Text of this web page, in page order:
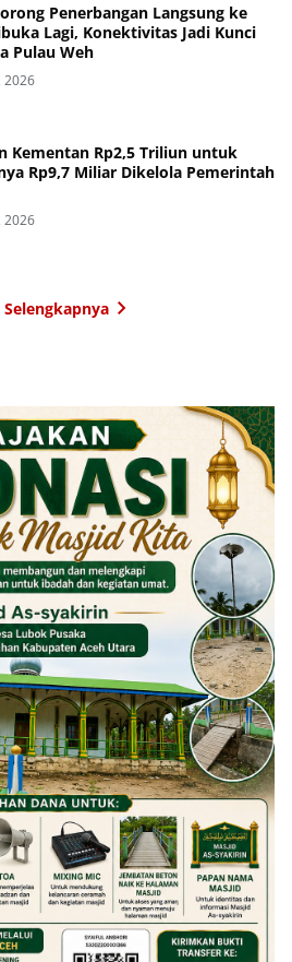
Penerbangan Langsung ke
Lagi, Konektivitas Jadi Kunci
Pulau Weh
2026
Kementan Rp2,5 Triliun untuk
Rp9,7 Miliar Dikelola Pemerintah
2026